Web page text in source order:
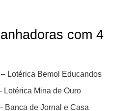
com 4
Lotérica Bemol Educandos
Lotérica Mina de Ouro
Banca de Jornal e Casa